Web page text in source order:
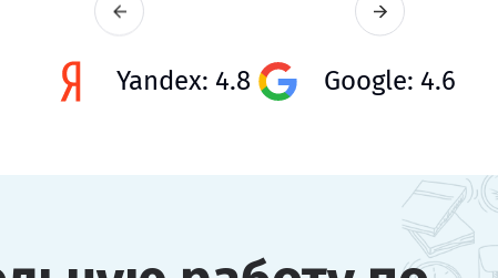
Yandex: 4.8 Google: 4.6